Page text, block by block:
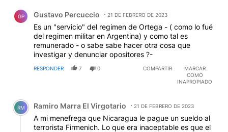
GP Gustavo Percuccio 21 DE FEBRERO DE 2023
Es un "servicio" del regimen de Ortega - ( como lo fué
del regimen militar en Argentina) y como tal es
remunerado - o sabe sabe hacer otra cosa que
investigar y denunciar opositores ?-
RESPONDER 7 0 COMPARTIR
MARCAR
COMO
INAPROPIADO
Comentario de Ramiro Marra El Virgotario.
RM Ramiro Marra El Virgotario 21 DE FEBRERO DE 2023
A mi menefrega que Nicaragua le pague un sueldo al
terrorista Firmenich. Lo que era inaceptable es que el